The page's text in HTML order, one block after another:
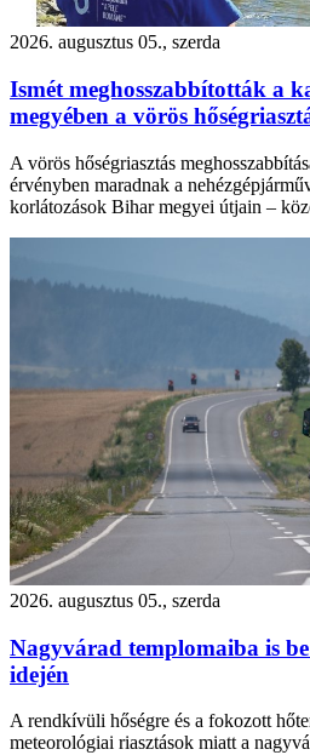
2026. augusztus 05., szerda
Ismét meghosszabbították a
megyében a vörös
A vörös hőségriasztás
érvényben maradnak a
korlátozások Bihar megyei útjain –
2026. augusztus 05., szerda
Nagyvárad templomaiba is
idején
A rendkívüli hőségre és a fokozott
meteorológiai riasztások miatt a